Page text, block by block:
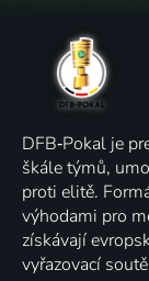
DFB‑Pokal je
škále týmů,
proti elitě.
výhodami pro
získávají
vyřazovací